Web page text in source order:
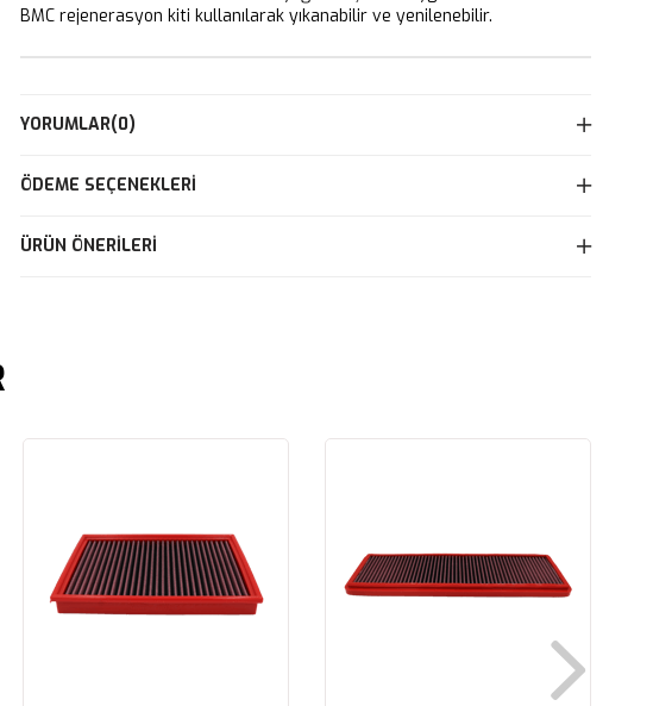
BMC rejenerasyon kiti kullanılarak yıkanabilir ve yenilenebilir.
YORUMLAR(0)
ÖDEME SEÇENEKLERI
ÜRÜN ÖNERILERI